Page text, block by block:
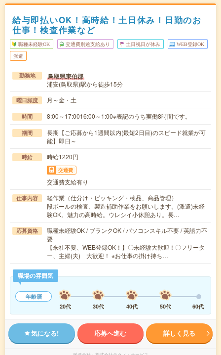
給与即払いOK！高時給！土日休み！日勤のお
仕事！検査作業など
職種未経験OK 交通費別途支給あり 土日祝日が休み WEB登録OK
派遣
勤務地 鳥取県東伯郡
浦安(鳥取県)駅から徒歩15分
曜日頻度 月～金・土
時間 8:00～17:0016:00～1:00※表記のうち実働8時間です。
期間
長期【ご応募から1週間以内(最短2日目)のスピード就業が可
能】即日～
時給 時給1220円
交通費
交通費支給有り
仕事内容
軽作業（仕分け・ピッキング・検品、商品管理）
段ボールの検査、製造補助作業をお願いします。(派遣)未経
験OK。魅力の高時給。ウレシイ小休憩あり。長…
応募資格
職種未経験OK / ブランクOK / パソコンスキル不要 / 英語力不
要
【来社不要、WEB登録OK！】〇未経験大歓迎！〇フリータ
ー、主婦(夫) 大歓迎！ ※お仕事の掛け持ち…
職場の雰囲気
年齢層
20代
30代 40代 50代 60代
気になる! 応募へ進む 詳しく見る